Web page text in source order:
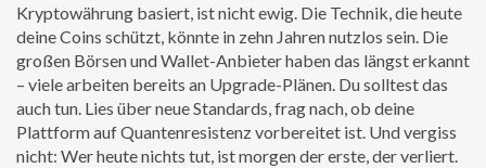
Kryptowährung basiert, ist nicht ewig. Die Technik, die heute
deine Coins schützt, könnte in zehn Jahren nutzlos sein. Die
großen Börsen und Wallet-Anbieter haben das längst erkannt
– viele arbeiten bereits an Upgrade-Plänen. Du solltest das
auch tun. Lies über neue Standards, frag nach, ob deine
Plattform auf Quantenresistenz vorbereitet ist. Und vergiss
nicht: Wer heute nichts tut, ist morgen der erste, der verliert.